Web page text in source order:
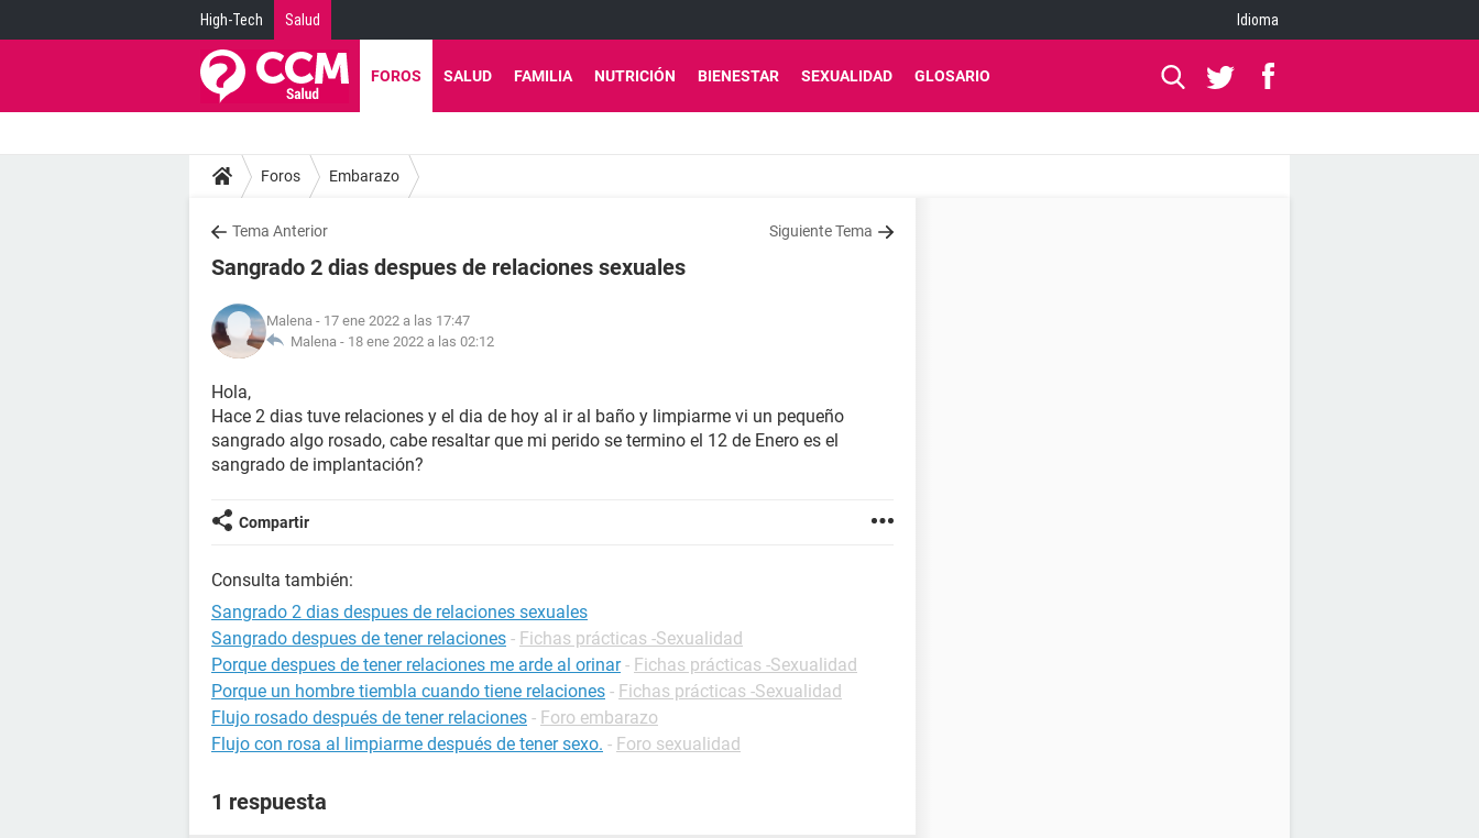
High-Tech Salud Idioma
FOROS SALUD FAMILIA NUTRICIÓN BIENESTAR SEXUALIDAD GLOSARIO
Foros Embarazo
Tema Anterior Siguiente Tema
Sangrado 2 dias despues de relaciones sexuales
Malena - 17 ene 2022 a las 17:47
Malena - 18 ene 2022 a las 02:12
Hola,
Hace 2 dias tuve relaciones y el dia de hoy al ir al baño y limpiarme vi un pequeño
sangrado algo rosado, cabe resaltar que mi perido se termino el 12 de Enero es el
sangrado de implantación?
Compartir
Consulta también:
Sangrado 2 dias despues de relaciones sexuales
Sangrado despues de tener relaciones - Fichas prácticas -Sexualidad
Porque despues de tener relaciones me arde al orinar - Fichas prácticas -Sexualidad
Porque un hombre tiembla cuando tiene relaciones - Fichas prácticas -Sexualidad
Flujo rosado después de tener relaciones - Foro embarazo
Flujo con rosa al limpiarme después de tener sexo. - Foro sexualidad
1 respuesta